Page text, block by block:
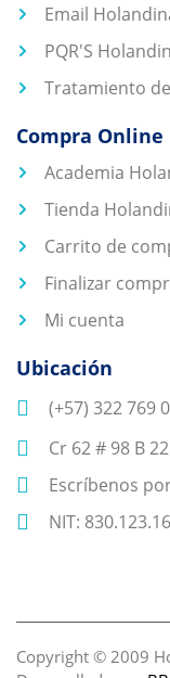
Email
PQR'S
Tratamiento
Compra Online
Academia
Tienda
Carrito de
Finalizar
Mi cuenta
Ubicación
(+57) 322 769
Cr 62 # 98 B
Escríbenos
NIT:
Copyright © 2009